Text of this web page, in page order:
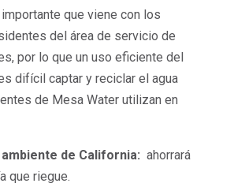
que viene con los
del área de servicio de
por lo que un uso eficiente del
difícil captar y reciclar el agua
de Mesa Water utilizan en
de California: ahorrará
que riegue.